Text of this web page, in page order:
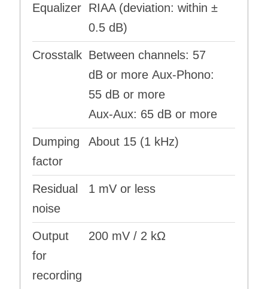
Equalizer RIAA (deviation: within ±
0.5 dB)
Crosstalk Between channels: 57
dB or more Aux-Phono:
55 dB or more
Aux-Aux: 65 dB or more
Dumping
factor
About 15 (1 kHz)
Residual
noise
1 mV or less
Output
for
recording
200 mV / 2 kΩ